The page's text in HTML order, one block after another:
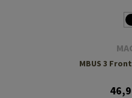
MBUS 3